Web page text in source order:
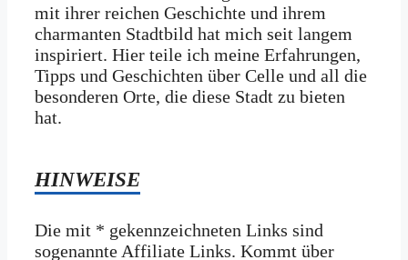
mit ihrer reichen Geschichte und ihrem
charmanten Stadtbild hat mich seit langem
inspiriert. Hier teile ich meine Erfahrungen,
Tipps und Geschichten über Celle und all die
besonderen Orte, die diese Stadt zu bieten
hat.
HINWEISE
Die mit * gekennzeichneten Links sind
sogenannte Affiliate Links. Kommt über